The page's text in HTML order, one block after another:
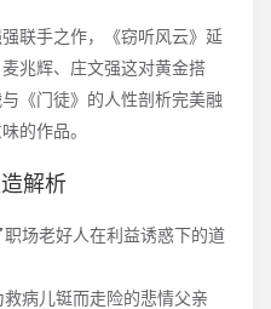
联手之作，《窃听风云》延
兆辉、庄文强这对黄金搭
《门徒》的人性剖析完美融
的作品。
解析
职场老好人在利益诱惑下的道
救病儿铤而走险的悲情父亲